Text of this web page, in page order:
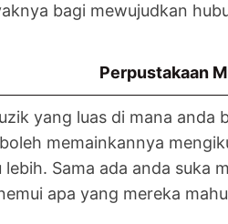
bagi mewujudkan
Perpustakaan
yang luas di mana
memainkannya
Sama ada anda
apa yang mereka